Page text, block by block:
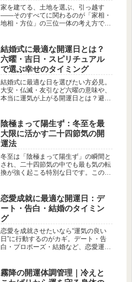
家を建てる、土地を選ぶ、引っ越す
――そのすべてに関わるのが「家相・
地相・方位」の三位一体の考え方で
地相の視点から正しく理解し、バラン
スよく暮らすためのポイントを解説し
ます。
結婚式に最適な開運日とは？
六曜・吉日・スピリチュアル
で選ぶ幸せのタイミング
結婚式に最適な日を選びたい方必見。
大安・仏滅・友引など六曜の意味や、
本当に運気が上がる開運日とは？避け
陰極まって陽生ず：冬至を最
大限に活かす二十四節気の開
運法
冬至は「陰極まって陽生ず」の瞬間と
され、二十四節気の中でも最も気の転
換が強く起こる特別な日です。この大
ます。
恋愛成就に最適な開運日：デ
ート・告白・結婚のタイミン
グ
恋愛を成就させたいなら“運気の良い
日”に行動するのがカギ。デート・告
白・プロポーズ・結婚など、恋愛運が
霧降の開運体調管理｜冷えと